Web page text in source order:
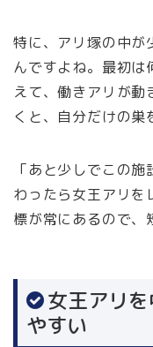
特に、アリ塚の中が
んですよね。最初は
えて、働きアリが動
くと、自分だけの巣
「あと少しでこの
わったら女王アリを
標が常にあるので、
女王アリ
やすい